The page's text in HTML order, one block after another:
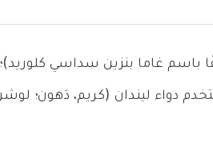
باسم غاما بنزين سداسي
دواء ليندان (كريم، دَهون؛